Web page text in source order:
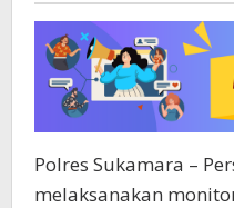
Polres Sukamara –
melaksanakan